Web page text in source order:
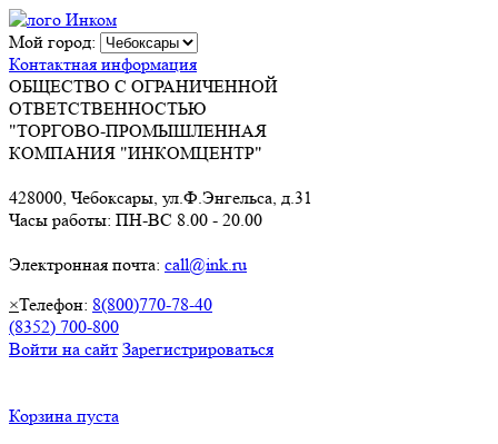
Мой город:
Контактная информация
ОБЩЕСТВО С ОГРАНИЧЕННОЙ
ОТВЕТСТВЕННОСТЬЮ
"ТОРГОВО-ПРОМЫШЛЕННАЯ
КОМПАНИЯ "ИНКОМЦЕНТР"
428000, Чебоксары, ул.Ф.Энгельса, д.31
Часы работы: ПН-ВС 8.00 - 20.00
Электронная почта: call@ink.ru
×Телефон: 8(800)770-78-40
(8352) 700-800
Войти на сайт Зарегистрироваться
Корзина пуста